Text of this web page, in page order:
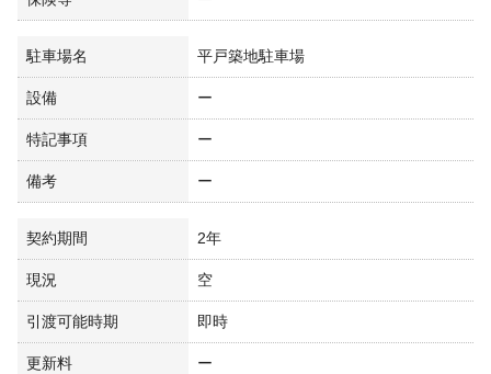
駐車場名 平戸築地駐車場
設備 ー
特記事項 ー
備考 ー
契約期間 2年
現況 空
引渡可能時期 即時
更新料 ー